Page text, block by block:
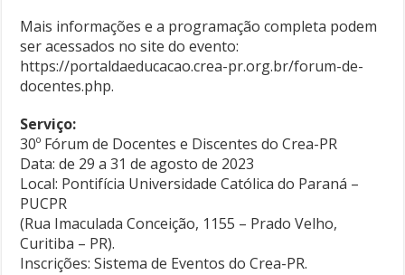
Mais informações e a programação completa podem
ser acessados no site do evento:
https://portaldaeducacao.crea-pr.org.br/forum-de-
docentes.php.
Serviço:
30º Fórum de Docentes e Discentes do Crea-PR
Data: de 29 a 31 de agosto de 2023
Local: Pontifícia Universidade Católica do Paraná –
PUCPR
(Rua Imaculada Conceição, 1155 – Prado Velho,
Curitiba – PR).
Inscrições: Sistema de Eventos do Crea-PR.